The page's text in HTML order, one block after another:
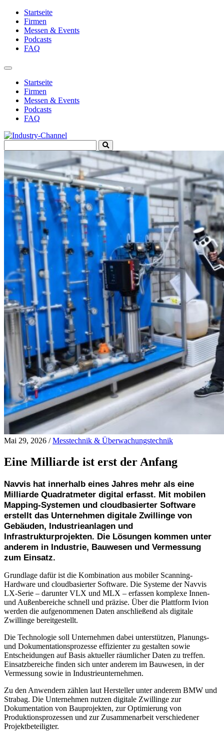
Startseite
Firmen
Messen & Events
Podcasts
FAQ
Toggle
navigationStartseite
Firmen
Messen & Events
Podcasts
FAQ
for:
Submit
Search
Mai 29, 2026 /Messtechnik & Überwachungstechnik
Eine Milliarde ist erst der Anfang
Navvis hat innerhalb eines Jahres mehr als eine
Milliarde Quadratmeter digital erfasst. Mit mobilen
Mapping-Systemen und cloudbasierter Software
erstellt das Unternehmen digitale Zwillinge von
Gebäuden, Industrieanlagen und
Infrastrukturprojekten. Die Lösungen kommen unter
anderem in Industrie, Bauwesen und Vermessung
zum Einsatz.
Grundlage dafür ist die Kombination aus mobiler Scanning-
Hardware und cloudbasierter Software. Die Systeme der Navvis
LX-Serie – darunter VLX und MLX – erfassen komplexe Innen-
und Außenbereiche schnell und präzise. Über die Plattform Ivion
werden die aufgenommenen Daten anschließend als digitale
Zwillinge bereitgestellt.
Die Technologie soll Unternehmen dabei unterstützen, Planungs-
und Dokumentationsprozesse effizienter zu gestalten sowie
Entscheidungen auf Basis aktueller räumlicher Daten zu treffen.
Einsatzbereiche finden sich unter anderem im Bauwesen, in der
Vermessung sowie in Industrieunternehmen.
Zu den Anwendern zählen laut Hersteller unter anderem BMW und
Strabag. Die Unternehmen nutzen digitale Zwillinge zur
Dokumentation von Bauprojekten, zur Optimierung von
Produktionsprozessen und zur Zusammenarbeit verschiedener
Projektbeteiligter.